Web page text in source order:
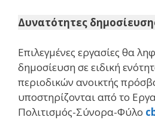
Δυνατότητες
Επιλεγμένες εργασίες θα
δημοσίευση σε ειδική
περιοδικών ανοικτής
υποστηρίζονται από το
Πολιτισμός-Σύνορα-Φύλο